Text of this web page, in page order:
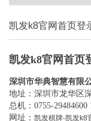
凯发k8官网首页登
凯发k8官网首页
深圳市华典智慧有限
地址：深圳市龙华区
总机：0755-29484600
网址： 凯发棋牌-凯发k8